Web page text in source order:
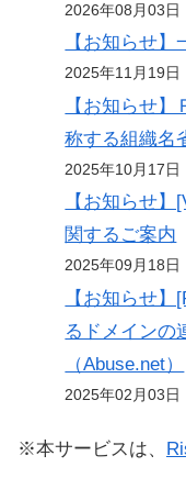
2026年08月03日
【お知らせ
2025年11月19日
【お知らせ
称する組織名
2025年10月17日
【お知らせ
関するご案内
2025年09月18日
【お知らせ
るドメインの
（Abuse.net）
2025年02月03日
※本サービスは、